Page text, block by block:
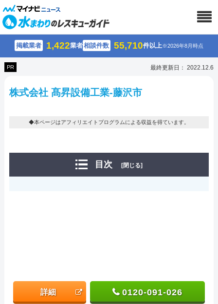
掲載業者 1,422業者相談件数 55,710件以上※2026年8月時点
PR 最終更新日： 2022.12.6
株式会社 髙昇設備工業-藤沢市
◆本ページはアフィリエイトプログラムによる収益を得ています。
目次 [閉じる]
詳細 0120-091-026